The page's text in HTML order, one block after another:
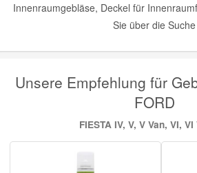
Innenraumgebläse, Deckel für
Sie über die Suche
Unsere Empfehlung für
FORD
FIESTA IV, V, V Van, VI, VI